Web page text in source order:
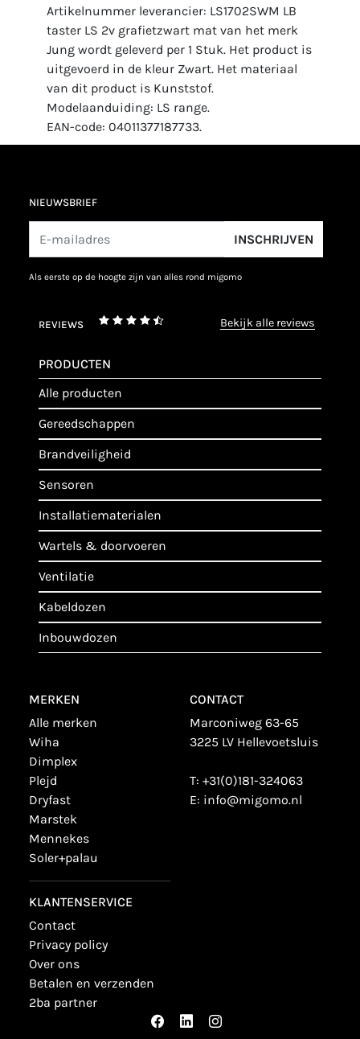
Artikelnummer leverancier: LS1702SWM LB
taster LS 2v grafietzwart mat van het merk
Jung wordt geleverd per 1 Stuk. Het product is
uitgevoerd in de kleur Zwart. Het materiaal
van dit product is Kunststof.
Modelaanduiding: LS range.
EAN-code: 04011377187733.
NIEUWSBRIEF
INSCHRIJVEN
als eerste op de hoogte zijn van alles rond migomo
REVIEWS bekijk alle reviews
PRODUCTEN
alle producten
gereedschappen
brandveiligheid
sensoren
installatiematerialen
wartels & doorvoeren
ventilatie
kabeldozen
inbouwdozen
MERKEN
alle merken
wiha
dimplex
plejd
dryfast
marstek
mennekes
soler+palau
KLANTENSERVICE
contact
privacy policy
over ons
betalen en verzenden
2ba partner
CONTACT
Marconiweg 63-65
3225 LV Hellevoetsluis
T: +31(0)181-324063
E: info@migomo.nl